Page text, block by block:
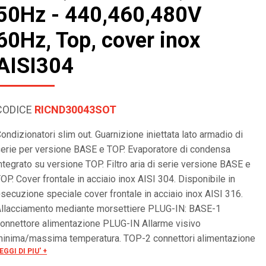
- 440,460,480V
Top, cover inox
RICND30043SOT
slim out. Guarnizione iniettata lato armadio di
per versione BASE e TOP. Evaporatore di condensa
su versione TOP. Filtro aria di serie versione BASE e
Cover frontale in acciaio inox AISI 304. Disponibile in
speciale cover frontale in acciaio inox AISI 316.
mediante morsettiere PLUG-IN: BASE-1
alimentazione PLUG-IN Allarme visivo
massima temperatura. TOP-2 connettori alimentazione
IN. Gestione allarme a morsettiera. ON/OFF remoto.
DI PIU' +